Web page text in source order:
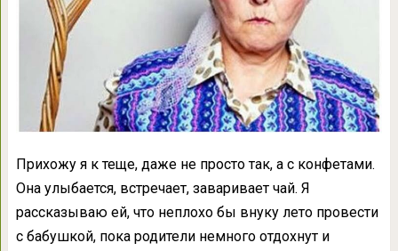
Прихожу я к теще, даже не просто так, а с конфетами.
Она улыбается, встречает, заваривает чай. Я
рассказываю ей, что неплохо бы внуку лето провести
с бабушкой, пока родители немного отдохнут и